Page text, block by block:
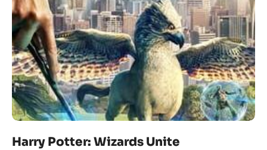
Harry Potter: Wizards Unite